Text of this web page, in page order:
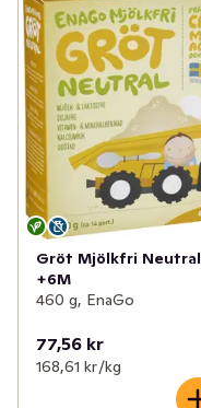
Gröt Mjölkfri Neutral
+6M
460 g, EnaGo
77,56 kr
168,61 kr /kg